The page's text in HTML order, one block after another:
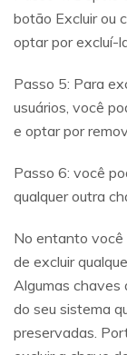
botão Excluir ou
optar por excluí-
Passo 5: Para
usuários, você
e optar por
Passo 6: você
qualquer outra
No entanto
de excluir
Algumas chaves
do seu sistema
preservadas.